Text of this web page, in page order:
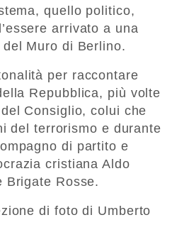
quello politico,
arrivato a una
Muro di Berlino.
per raccontare
Repubblica, più volte
Consiglio, colui che
del terrorismo e durante
di partito e
cristiana Aldo
Brigate Rosse.
di foto di Umberto